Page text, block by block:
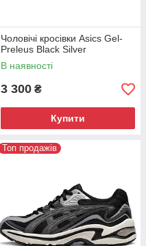
Чоловічі кросівки Asics Gel-
Preleus Black Silver
В наявності
3 300 ₴
Купити
Топ продажів